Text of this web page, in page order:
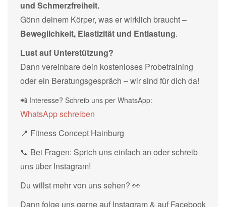
und Schmerzfreiheit.
Gönn deinem Körper, was er wirklich braucht –
Beweglichkeit, Elastizität und Entlastung.
Lust auf Unterstützung?
Dann vereinbare dein kostenloses Probetraining
oder ein Beratungsgespräch – wir sind für dich da!
📲 Interesse? Schreib uns per WhatsApp:
WhatsApp schreiben
📍 Fitness Concept Hainburg
📞 Bei Fragen: Sprich uns einfach an oder schreib
uns über Instagram!
Du willst mehr von uns sehen? 👀
Dann folge uns gerne auf Instagram & auf Facebook